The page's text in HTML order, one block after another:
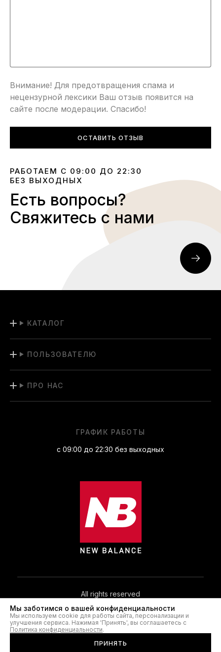
Внимание! Для предотвращения спама и
нецензурной лексики Ваш отзыв появится на
сайте после модерации. Спасибо!
ОСТАВИТЬ ОТЗЫВ
РАБОТАЕМ С 09:00 ДО 22:30
БЕЗ ВЫХОДНЫХ
Есть вопросы?
Свяжитесь с нами
КАТАЛОГ
ПОЛЬЗОВАТЕЛЮ
ПРО НАС
ГРАФИК РАБОТЫ
с 09:00 до 22:30 без выходных
All rights reserved
© 2026. NB.IN.UA®
Мы заботимся о вашей конфиденциальности
Мы используем cookie для работы сайта, персонализации и
улучшения сервиса. Нажимая 'Принять', вы соглашаетесь с
Политика конфиденциальности.
ПРИНЯТЬ